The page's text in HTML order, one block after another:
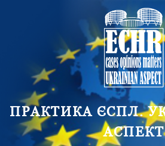
ПРАКТИКА ЄСПЛ.
АСПЕКТ